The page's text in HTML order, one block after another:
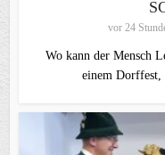
vor 24
Wo kann der Mensch
einem Dorffest,